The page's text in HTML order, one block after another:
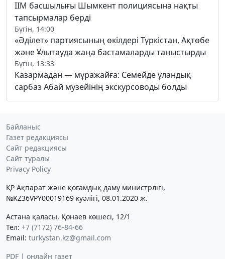
ІІМ басшылығы Шымкент полициясына нақты
тапсырмалар берді
Бүгін, 14:00
«Әділет» партиясының өкілдері Түркістан, Ақтөбе
және Ұлытауда жаңа бастамаларды таныстырды
Бүгін, 13:33
Казармадан — мұражайға: Семейде ұландық
сарбаз Абай музейінің экскурсоводы болды
Байланыс
Газет редакциясы
Сайт редакциясы
Сайт туралы
Privacy Policy
ҚР Ақпарат және қоғамдық даму министрлігі,
№KZ36VPY00019169 куәлігі, 08.01.2020 ж.
Астана қаласы, Қонаев көшесі, 12/1
Тел: +7 (7172) 76-84-66
Email: turkystan.kz@gmail.com
PDF | онлайн газет